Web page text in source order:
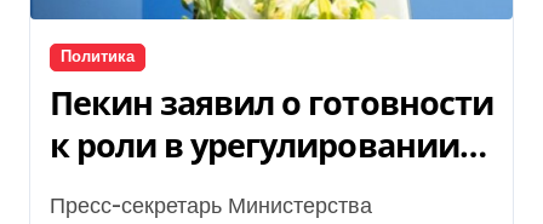
Политика
Пекин заявил о готовности
к роли в урегулировании
войны
Пресс-секретарь Министерства